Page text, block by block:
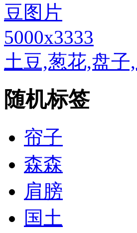
5000x3333
土豆,葱花,盘子
随机标签
帘子
森森
肩膀
国土